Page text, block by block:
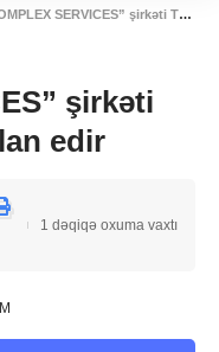
SERVICES” şirkəti Təcrübə Proqramı elan edir
şirkəti
edir
1 dəqiqə oxuma vaxtı